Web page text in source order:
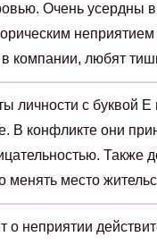
Очень усердны
компании, любят
личности с буквой
В конфликте они
Также
менять место
о неприятии